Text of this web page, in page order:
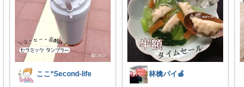
ここ*Second-life 林檎パイ🍎